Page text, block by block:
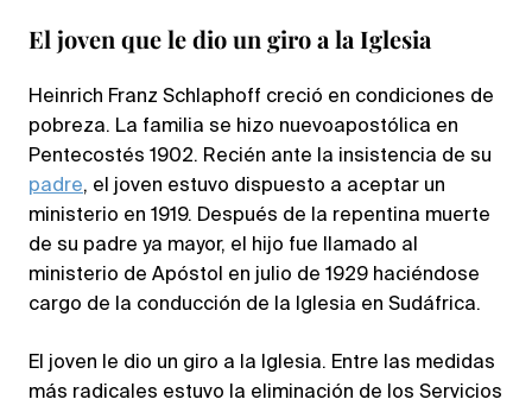
El joven que le dio un giro a la Iglesia
Heinrich Franz Schlaphoff creció en condiciones de
pobreza. La familia se hizo nuevoapostólica en
Pentecostés 1902. Recién ante la insistencia de su
padre, el joven estuvo dispuesto a aceptar un
ministerio en 1919. Después de la repentina muerte
de su padre ya mayor, el hijo fue llamado al
ministerio de Apóstol en julio de 1929 haciéndose
cargo de la conducción de la Iglesia en Sudáfrica.
El joven le dio un giro a la Iglesia. Entre las medidas
más radicales estuvo la eliminación de los Servicios